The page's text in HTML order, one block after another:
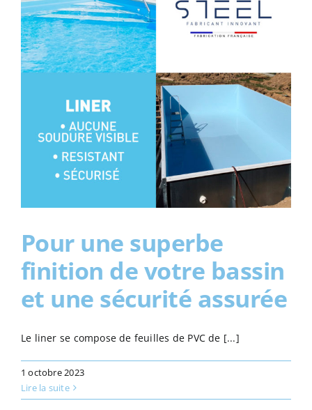
Pour une superbe
finition de votre bassin
et une sécurité assurée
Le liner se compose de feuilles de PVC de [...]
1 octobre 2023
Lire la suite